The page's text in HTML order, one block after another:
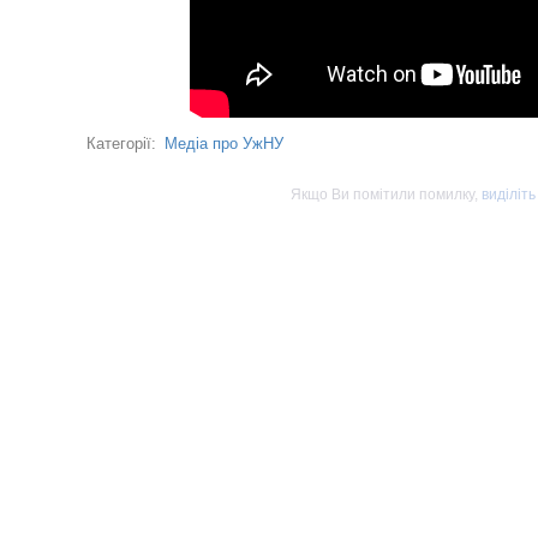
Категорії: Медіа про УжНУ
Якщо Ви помітили помилку,